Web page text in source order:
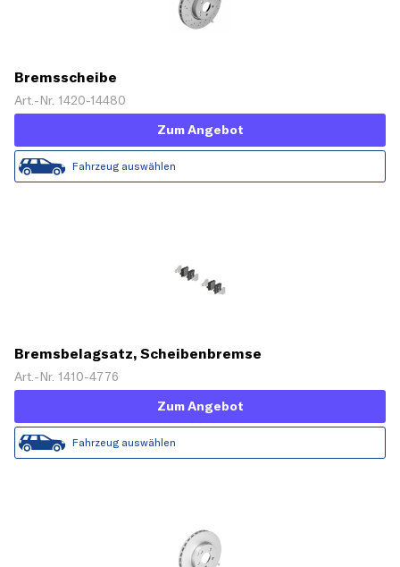
Bremsscheibe
Art.-Nr. 1420-14480
Zum Angebot
Fahrzeug auswählen
Bremsbelagsatz, Scheibenbremse
Art.-Nr. 1410-4776
Zum Angebot
Fahrzeug auswählen